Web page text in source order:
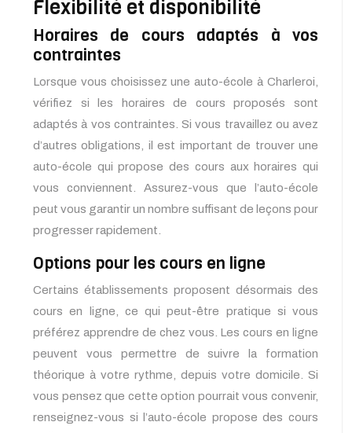
Flexibilité et disponibilité
Horaires de cours adaptés à vos
contraintes
Lorsque vous choisissez une auto-école à Charleroi,
vérifiez si les horaires de cours proposés sont
adaptés à vos contraintes. Si vous travaillez ou avez
d’autres obligations, il est important de trouver une
auto-école qui propose des cours aux horaires qui
vous conviennent. Assurez-vous que l’auto-école
peut vous garantir un nombre suffisant de leçons pour
progresser rapidement.
Options pour les cours en ligne
Certains établissements proposent désormais des
cours en ligne, ce quipeut-être pratique si vous
préférez apprendre de chez vous. Les cours en ligne
peuvent vous permettre de suivre la formation
théorique à votre rythme, depuis votre domicile. Si
vous pensez que cette option pourrait vous convenir,
renseignez-vous si l’auto-école propose des cours